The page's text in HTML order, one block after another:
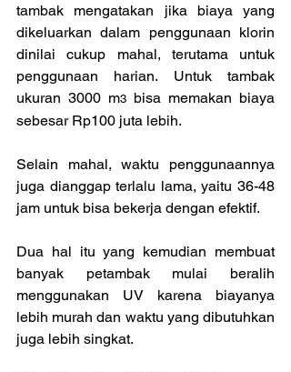
tambak mengatakan jika biaya yang
dikeluarkan dalam penggunaan klorin
dinilai cukup mahal, terutama untuk
penggunaan harian. Untuk tambak
ukuran 3000 m3 bisa memakan biaya
sebesar Rp100 juta lebih.
Selain mahal, waktu penggunaannya
juga dianggap terlalu lama, yaitu 36-48
jam untuk bisa bekerja dengan efektif.
Dua hal itu yang kemudian membuat
banyak petambak mulai beralih
menggunakan UV karena biayanya
lebih murah dan waktu yang dibutuhkan
juga lebih singkat.